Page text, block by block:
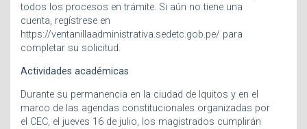
todos los procesos en trámite. Si aún no tiene una
cuenta, regístrese en
https://ventanillaadministrativa.sedetc.gob.pe/ para
completar su solicitud.
Actividades académicas
Durante su permanencia en la ciudad de Iquitos y en el
marco de las agendas constitucionales organizadas por
el CEC, el jueves 16 de julio, los magistrados cumplirán